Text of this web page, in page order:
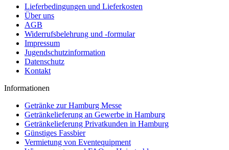
Lieferbedingungen und Lieferkosten
Über uns
AGB
Widerrufsbelehrung und -formular
Impressum
Jugendschutzinformation
Datenschutz
Kontakt
Informationen
Getränke zur Hamburg Messe
Getränkelieferung an Gewerbe in Hamburg
Getränkelieferung Privatkunden in Hamburg
Günstiges Fassbier
Vermietung von Eventequipment